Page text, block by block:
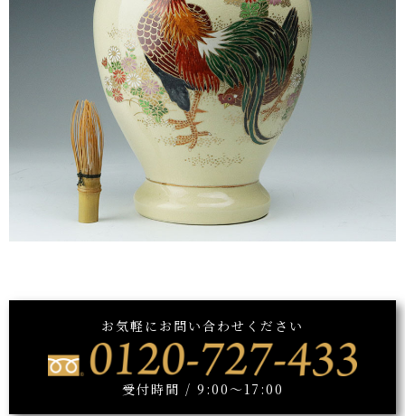
お気軽にお問い合わせください
受付時間 / 9:00～17:00